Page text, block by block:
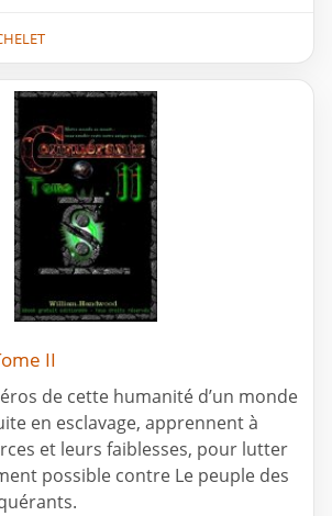
II
de cette humanité d’un monde
en esclavage, apprennent à
et leurs faiblesses, pour lutter
possible contre Le peuple des